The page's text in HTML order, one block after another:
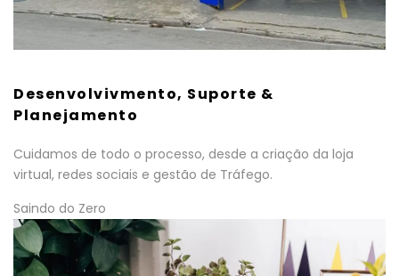
Desenvolvivmento, Suporte &
Planejamento
Cuidamos de todo o processo, desde a criação da loja
virtual, redes sociais e gestão de Tráfego.
Saindo do Zero